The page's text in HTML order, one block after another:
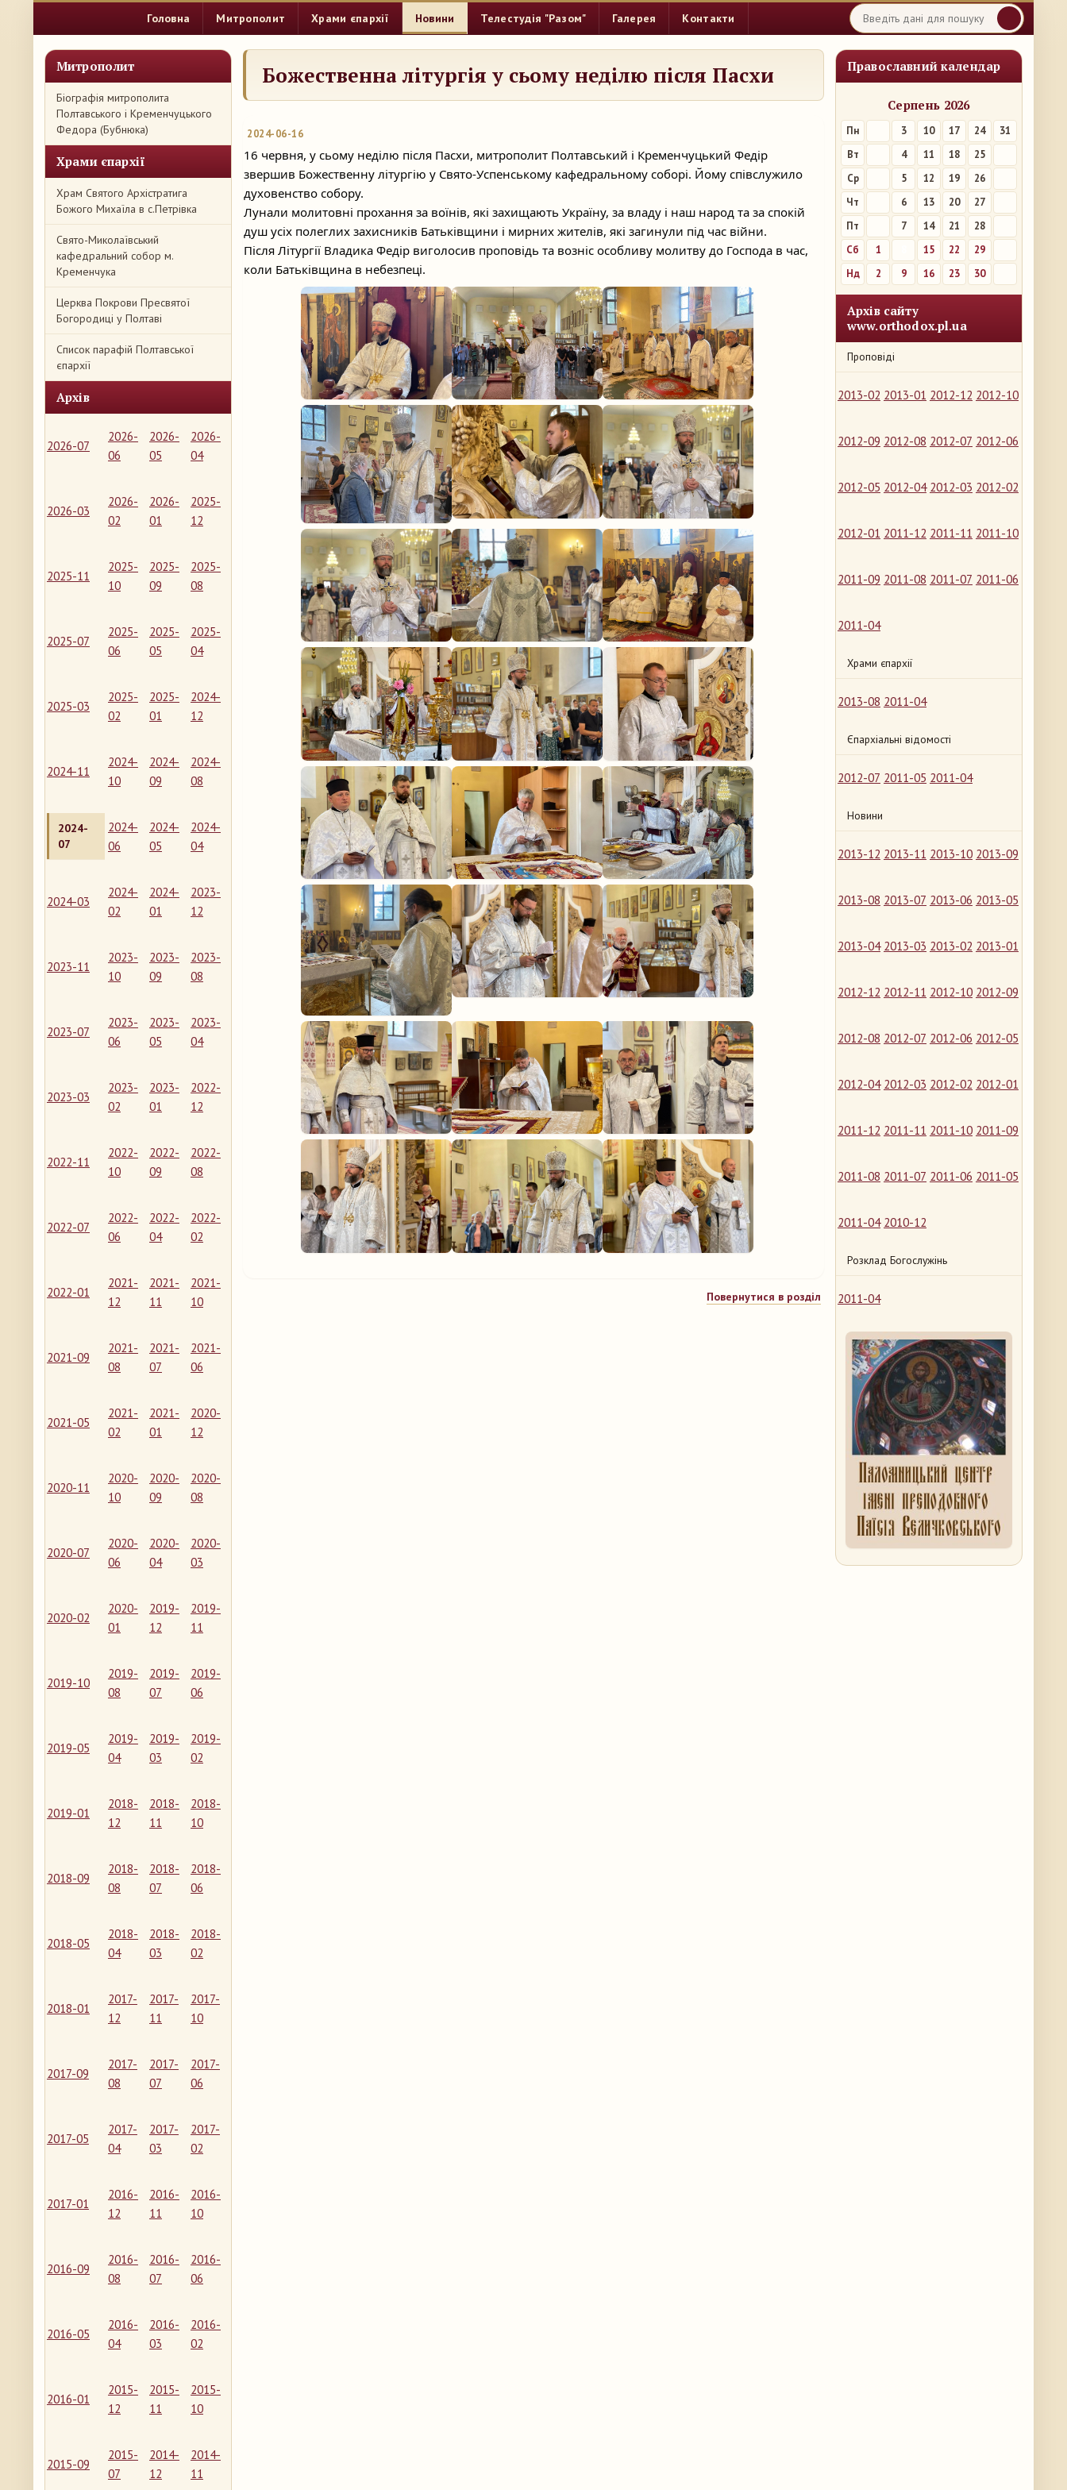
Головна Митрополит Храми єпархії Новини Телестудія "Разом" Галерея Контакти
Митрополит
Біографія митрополита
Полтавського і Кременчуцького
Федора (Бубнюка)
Храми єпархії
Храм Святого Архістратига
Божого Михаїла в с.Петрівка
Свято-Миколаївський
кафедральний собор м.
Кременчука
Церква Покрови Пресвятої
Богородиці у Полтаві
Список парафій Полтавської
єпархії
Архів
2026-07
2026-
06
2026-
05
2026-
04
2026-03
2026-
02
2026-
01
2025-
12
2025-11
2025-
10
2025-
09
2025-
08
2025-07
2025-
06
2025-
05
2025-
04
2025-03
2025-
02
2025-
01
2024-
12
2024-11
2024-
10
2024-
09
2024-
08
2024-
07
2024-
06
2024-
05
2024-
04
2024-03
2024-
02
2024-
01
2023-
12
2023-11
2023-
10
2023-
09
2023-
08
2023-07
2023-
06
2023-
05
2023-
04
2023-03
2023-
02
2023-
01
2022-
12
2022-11
2022-
10
2022-
09
2022-
08
2022-07
2022-
06
2022-
04
2022-
02
2022-01
2021-
12
2021-
11
2021-
10
2021-09
2021-
08
2021-
07
2021-
06
2021-05
2021-
02
2021-
01
2020-
12
2020-11
2020-
10
2020-
09
2020-
08
2020-07
2020-
06
2020-
04
2020-
03
2020-02
2020-
01
2019-
12
2019-
11
2019-10
2019-
08
2019-
07
2019-
06
2019-05
2019-
04
2019-
03
2019-
02
2019-01
2018-
12
2018-
11
2018-
10
2018-09
2018-
08
2018-
07
2018-
06
2018-05
2018-
04
2018-
03
2018-
02
2018-01
2017-
12
2017-
11
2017-
10
2017-09
2017-
08
2017-
07
2017-
06
2017-05
2017-
04
2017-
03
2017-
02
2017-01
2016-
12
2016-
11
2016-
10
2016-09
2016-
08
2016-
07
2016-
06
2016-05
2016-
04
2016-
03
2016-
02
2016-01
2015-
12
2015-
11
2015-
10
2015-09
2015-
07
2014-
12
2014-
11
Православний календар
Серпень 2026
Пн 3 10 17 24
31
Вт
4 11 18
25
Ср
5 12 19
26
Чт
6 13 20
27
Пт
7 14 21
28
Сб
1 15 22
29
Нд
2 9 16 23 30
Архів сайту
www.orthodox.pl.ua
Проповіді
2013-02 2013-01 2012-12 2012-10
2012-09 2012-08 2012-07 2012-06
2012-05 2012-04 2012-03 2012-02
2012-01 2011-12 2011-11 2011-10
2011-09 2011-08 2011-07 2011-06
2011-04
Храми єпархії
2013-08 2011-04
Єпархіальні відомості
2012-07 2011-05 2011-04
Новини
2013-12 2013-11 2013-10 2013-09
2013-08 2013-07 2013-06 2013-05
2013-04 2013-03 2013-02 2013-01
2012-12 2012-11 2012-10 2012-09
2012-08 2012-07 2012-06 2012-05
2012-04 2012-03 2012-02 2012-01
2011-12 2011-11 2011-10 2011-09
2011-08 2011-07 2011-06 2011-05
2011-04 2010-12
Розклад Богослужінь
2011-04
Божественна літургія у сьому неділю після Пасхи
2024-06-16
16 червня, у сьому неділю після Пасхи, митрополит Полтавський і Кременчуцький Федір
звершив Божественну літургію у Свято-Успенському кафедральному соборі. Йому співслужило
духовенство собору.
Лунали молитовні прохання за воїнів, які захищають Україну, за владу і наш народ та за спокій
душ усіх полеглих захисників Батьківщини і мирних жителів, які загинули під час війни.
Після Літургії Владика Федір виголосив проповідь та возніс особливу молитву до Господа в час,
коли Батьківщина в небезпеці.
Повернутися в розділ